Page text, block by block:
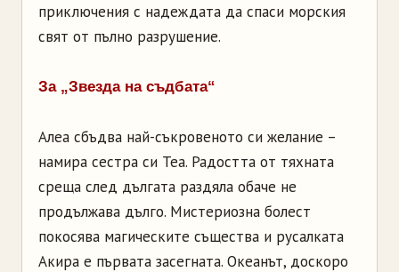
приключения с надеждата да спаси морския
свят от пълно разрушение.
За „Звезда на съдбата“
Алеа сбъдва най-съкровеното си желание –
намира сестра си Теа. Радостта от тяхната
среща след дългата раздяла обаче не
продължава дълго. Мистериозна болест
покосява магическите същества и русалката
Акира е първата засегната. Океанът, доскоро